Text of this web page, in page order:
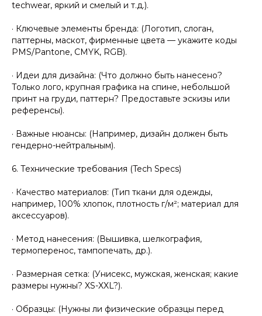
techwear, яркий и смелый и т.д.).
· Ключевые элементы бренда: (Логотип, слоган,
паттерны, маскот, фирменные цвета — укажите коды
PMS/Pantone, CMYK, RGB).
· Идеи для дизайна: (Что должно быть нанесено?
Только лого, крупная графика на спине, небольшой
принт на груди, паттерн? Предоставьте эскизы или
референсы).
· Важные нюансы: (Например, дизайн должен быть
гендерно-нейтральным).
6. Технические требования (Tech Specs)
· Качество материалов: (Тип ткани для одежды,
например, 100% хлопок, плотность г/м²; материал для
аксессуаров).
· Метод нанесения: (Вышивка, шелкография,
термоперенос, тампопечать, др.).
· Размерная сетка: (Унисекс, мужская, женская; какие
размеры нужны? XS-XXL?).
· Образцы: (Нужны ли физические образцы перед